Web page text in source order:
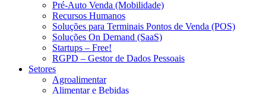
Pré-Auto Venda (Mobilidade)
Recursos Humanos
Soluções para Terminais Pontos de Venda (POS)
Soluções On Demand (SaaS)
Startups – Free!
RGPD – Gestor de Dados Pessoais
Setores
Agroalimentar
Alimentar e Bebidas